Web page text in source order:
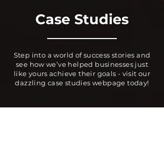
Case Studies
Step into a world of success stories and
see how we’ve helped businesses just
like yours achieve their goals - visit our
dazzling case studies webpage today!